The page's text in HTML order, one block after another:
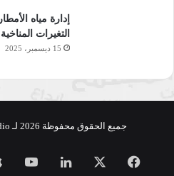
إدارة مياه
التغيرات
15 ديسمبر، 2025
جميع الحقوق محفوظة 2026 لـ Annaja7Radio - راديو النجاح
فيسبوك لينكدإن